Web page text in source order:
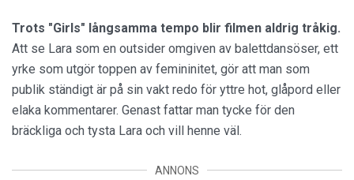
Trots "Girls" långsamma tempo blir filmen aldrig tråkig.
Att se Lara som en outsider omgiven av balettdansöser, ett
yrke som utgör toppen av femininitet, gör att man som
publik ständigt är på sin vakt redo för yttre hot, glåpord eller
elaka kommentarer. Genast fattar man tycke för den
bräckliga och tysta Lara och vill henne väl.
ANNONS